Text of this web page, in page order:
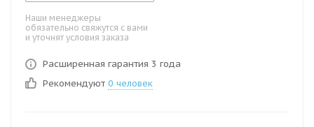
Наши менеджеры
обязательно свяжутся с вами
и уточнят условия заказа
Расширенная гарантия 3 года
Рекомендуют 0 человек